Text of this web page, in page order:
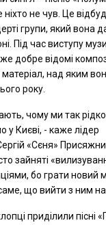
не чув. Це
групи, який вона
Під час виступу
добре відомі
матеріал, над яким
року.
чому ми так рідко
у Києві, - каже лідер
«Сєня»
зайняті
бо грати новий
що вийти з ним
приділили пісні